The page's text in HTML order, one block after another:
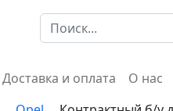
Доставка и оплата О нас